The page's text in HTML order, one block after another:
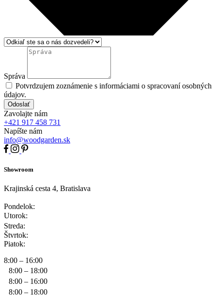
Správa
Potvrdzujem zoznámenie s informáciami o spracovaní osobných
údajov.
Odoslať
Zavolajte nám
+421 917 458 731
Napíšte nám
info@woodgarden.sk
Showroom
Krajinská cesta 4, Bratislava
Pondelok:
Utorok:
Streda:
Štvrtok:
Piatok:
8:00 – 16:00
8:00 – 18:00
8:00 – 16:00
8:00 – 18:00